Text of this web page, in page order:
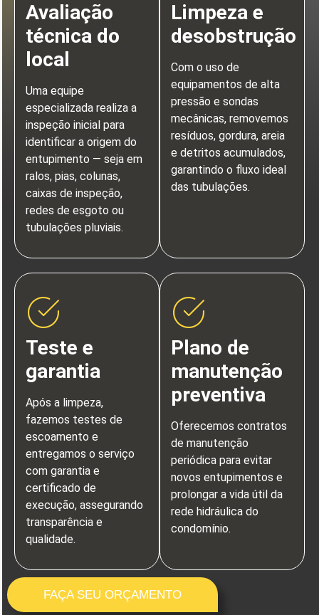
Avaliação
técnica do
local
Uma equipe
especializada realiza a
inspeção inicial para
identificar a origem do
entupimento — seja em
ralos, pias, colunas,
caixas de inspeção,
redes de esgoto ou
tubulações pluviais.
Limpeza e
desobstrução
Com o uso de
equipamentos de alta
pressão e sondas
mecânicas, removemos
resíduos, gordura, areia
e detritos acumulados,
garantindo o fluxo ideal
das tubulações.
Teste e
garantia
Após a limpeza,
fazemos testes de
escoamento e
entregamos o serviço
com garantia e
certificado de
execução, assegurando
transparência e
qualidade.
Plano de
manutenção
preventiva
Oferecemos contratos
de manutenção
periódica para evitar
novos entupimentos e
prolongar a vida útil da
rede hidráulica do
condomínio.
FAÇA SEU ORÇAMENTO